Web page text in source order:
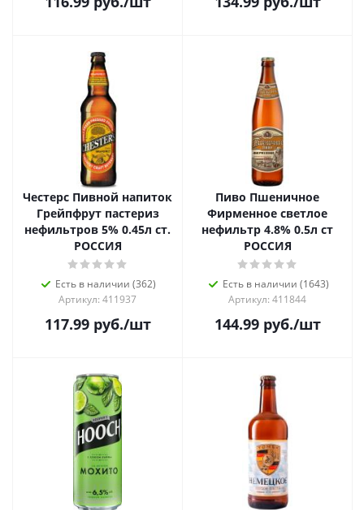
Честерс Пивной напиток
Грейпфрут пастериз
нефильтров 5% 0.45л ст.
РОССИЯ
Есть в наличии (362)
Артикул: 411937
117.99руб./шт
Пиво Пшеничное
Фирменное светлое
нефильтр 4.8% 0.5л ст
РОССИЯ
Есть в наличии (1643)
Артикул: 411844
144.99руб./шт